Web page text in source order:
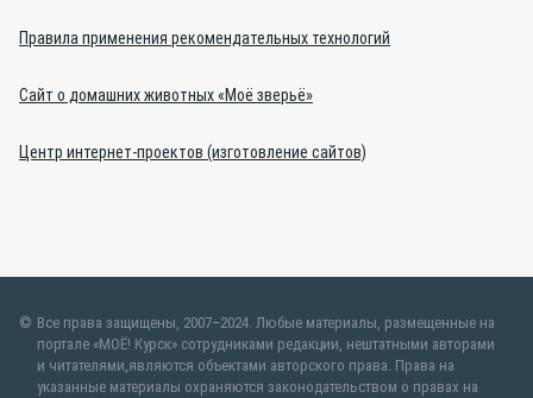
Правила применения рекомендательных технологий
Сайт о домашних животных «Моё зверьё»
Центр интернет-проектов (изготовление сайтов)
Все права защищены, 2007–2024. Любые материалы, размещенные на
портале «МОЁ! Курск» сотрудниками редакции, нештатными авторами
и читателями,являются объектами авторского права. Права на
указанные материалы охраняются законодательством о правах на